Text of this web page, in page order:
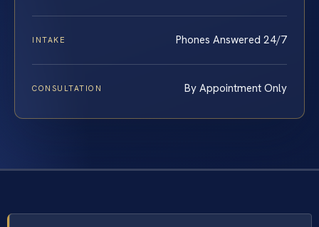
INTAKE Phones Answered 24/7
CONSULTATION By Appointment Only